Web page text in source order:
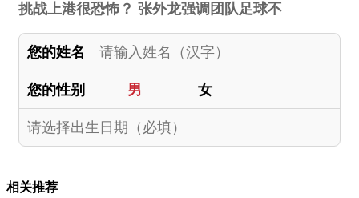
挑战上港很恐怖？ 张外龙强调团队足球不
您的姓名
您的性别 男 女
相关推荐